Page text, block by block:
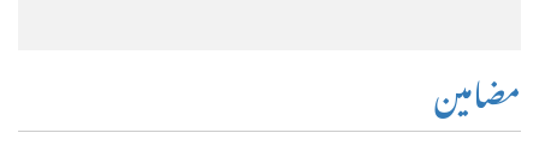
مضامین